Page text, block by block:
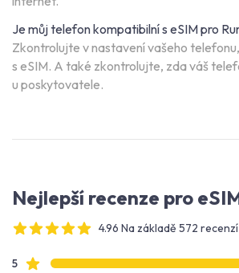
Je můj telefon kompatibilní s eSIM pro
Zkontrolujte v nastavení vašeho
s eSIM. A také zkontrolujte, zda váš
u poskytovatele.
Nejlepší recenze pro
4.96 Na základě 572 recenzí
Data recenzí
5Hodnocení hvězdami